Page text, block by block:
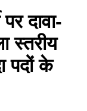
दावा-
स्तरीय
पदों के